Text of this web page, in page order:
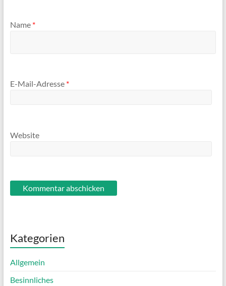
Name *
E-Mail-Adresse *
Website
Kategorien
Allgemein
Besinnliches